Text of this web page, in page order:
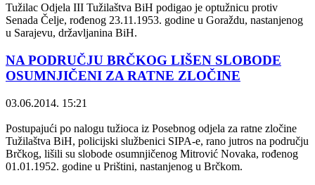
Tužilac Odjela III Tužilaštva BiH podigao je optužnicu protiv
Senada Čelje, rođenog 23.11.1953. godine u Goraždu, nastanjenog
u Sarajevu, državljanina BiH.
NA PODRUČJU BRČKOG LIŠEN SLOBODE
OSUMNJIČENI ZA RATNE ZLOČINE
03.06.2014. 15:21
Postupajući po nalogu tužioca iz Posebnog odjela za ratne zločine
Tužilaštva BiH, policijski službenici SIPA-e, rano jutros na području
Brčkog, lišili su slobode osumnjičenog Mitrović Novaka, rođenog
01.01.1952. godine u Prištini, nastanjenog u Brčkom.